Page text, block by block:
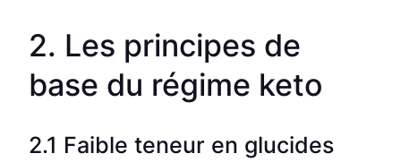
2. Les principes de
base du régime keto
2.1 Faible teneur en glucides